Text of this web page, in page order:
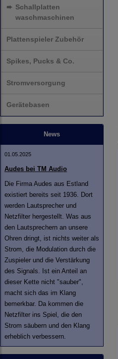
➨ Schallplatten
waschmaschinen
Plattenspieler Zubehör
Spikes, Pucks & Co.
Stromversorgung
Gerätebasen
News
01.05.2025
Audes bei TM Audio
Die Firma Audes aus Estland
existiert bereits seit 1936. Dort
werden Lautsprecher und
Netzfilter hergestellt. Was aus
den Lautsprechern an unsere
Ohren dringt, ist nichts weiter als
Strom, die Modulation durch die
Zuspieler und die Verstärkung
des Signals. Ist ein Anteil an
dieser Kette nicht "sauber",
macht sich das im Klang
bemerkbar. Da kommen die
Netzfilter ins Spiel, die den
Strom säubern und den Klang
erheblich verbessern.